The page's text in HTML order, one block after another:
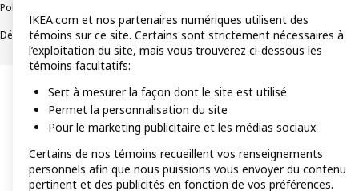
Politique de divulgation responsable
Déclaration sur le travail forcé et les enfantsAccessibilité
IKEA.com et nos partenaires numériques utilisent des
témoins sur ce site. Certains sont strictement nécessaires à
l’exploitation du site, mais vous trouverez ci-dessous les
témoins facultatifs:
Sert à mesurer la façon dont le site est utilisé
Permet la personnalisation du site
Pour le marketing publicitaire et les médias sociaux
Certains de nos témoins recueillent vos renseignements
personnels afin que nous puissions vous envoyer du contenu
pertinent et des publicités en fonction de vos préférences.